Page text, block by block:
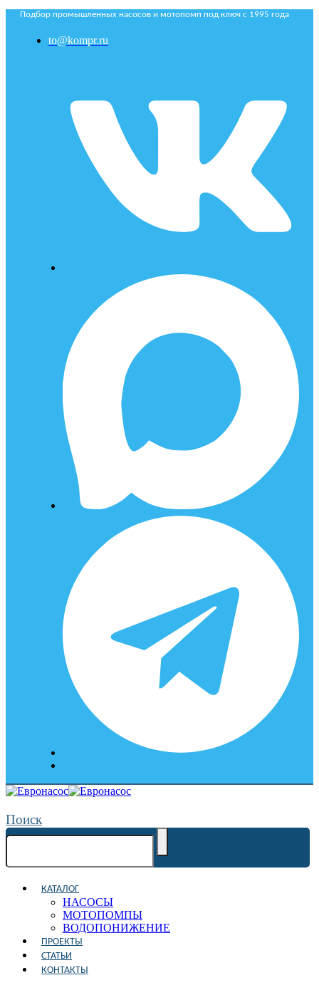
Подбор промышленных насосов и мотопомп под ключ с 1995 года
to@kompr.ru
Поиск
КАТАЛОГ
НАСОСЫ
МОТОПОМПЫ
ВОДОПОНИЖЕНИЕ
ПРОЕКТЫ
СТАТЬИ
КОНТАКТЫ